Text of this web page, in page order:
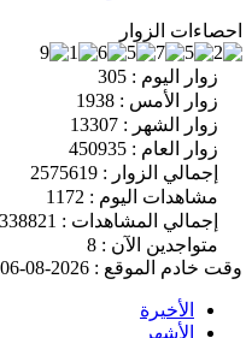
احصاءات الزوار
زوار اليوم : 305
زوار الأمس : 1938
زوار الشهر : 13307
زوار العام : 450935
إجمالي الزوار : 2575619
مشاهدات اليوم : 1172
إجمالي المشاهدات : 21338821
متواجدين الآن : 8
وقت خادم الموقع : 2026-08-06
الأخيرة
الأشهر